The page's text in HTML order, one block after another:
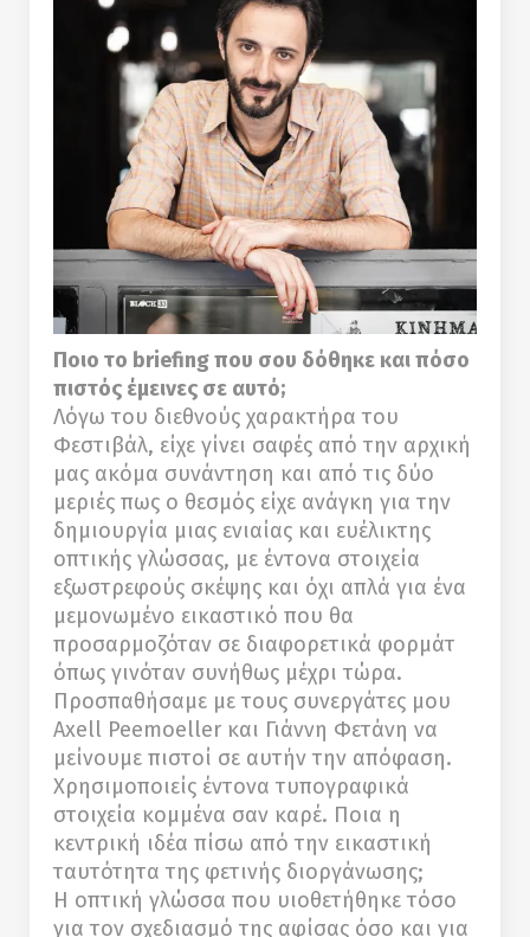
Ποιο το briefing που σου δόθηκε και πόσο
πιστός έμεινες σε αυτό;
Λόγω του διεθνούς χαρακτήρα του
Φεστιβάλ, είχε γίνει σαφές από την αρχική
μας ακόμα συνάντηση και από τις δύο
μεριές πως ο θεσμός είχε ανάγκη για την
δημιουργία μιας ενιαίας και ευέλικτης
οπτικής γλώσσας, με έντονα στοιχεία
εξωστρεφούς σκέψης και όχι απλά για ένα
μεμονωμένο εικαστικό που θα
προσαρμοζόταν σε διαφορετικά φορμάτ
όπως γινόταν συνήθως μέχρι τώρα.
Προσπαθήσαμε με τους συνεργάτες μου
Axell Peemoeller και Γιάννη Φετάνη να
μείνουμε πιστοί σε αυτήν την απόφαση.
Χρησιμοποιείς έντονα τυπογραφικά
στοιχεία κομμένα σαν καρέ. Ποια η
κεντρική ιδέα πίσω από την εικαστική
ταυτότητα της φετινής διοργάνωσης;
Η οπτική γλώσσα που υιοθετήθηκε τόσο
για τον σχεδιασμό της αφίσας όσο και για